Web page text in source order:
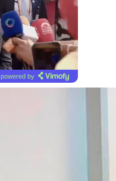
powered by